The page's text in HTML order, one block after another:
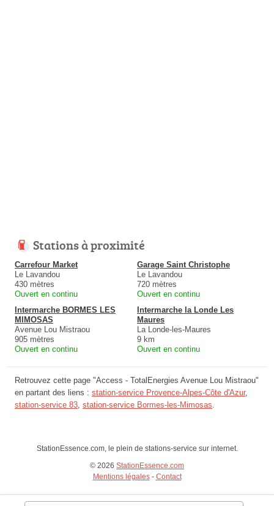
Stations à proximité
Carrefour Market
Le Lavandou
430 mètres
Ouvert en continu
Garage Saint Christophe
Le Lavandou
720 mètres
Ouvert en continu
Intermarche BORMES LES
MIMOSAS
Avenue Lou Mistraou
905 mètres
Ouvert en continu
Intermarche la Londe Les
Maures
La Londe-les-Maures
9 km
Ouvert en continu
Retrouvez cette page "Access - TotalEnergies Avenue Lou Mistraou"
en partant des liens : station-service Provence-Alpes-Côte d'Azur,
station-service 83, station-service Bormes-les-Mimosas.
StationEssence.com, le plein de stations-service sur internet.
© 2026 StationEssence.com
Mentions légales- Contact